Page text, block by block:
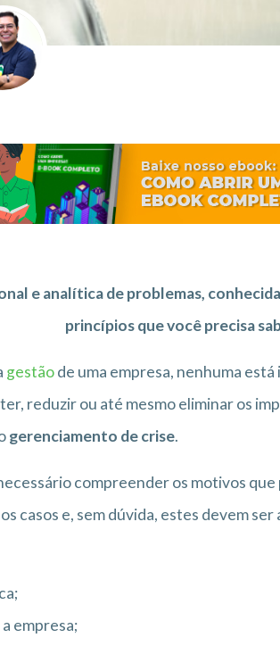
e analítica de problemas,
princípios que você precisa
gestãode uma empresa, nenhuma
reduzir ou até mesmo eliminar os
gerenciamento de crise.
compreender os motivos
casos e, sem dúvida, estes devem
empresa;